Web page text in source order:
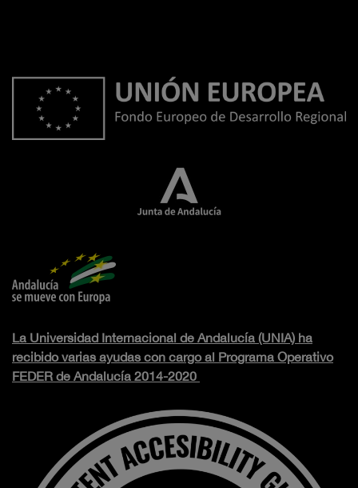
La Universidad Internacional de Andalucía (UNIA) ha
recibido varias ayudas con cargo al Programa Operativo
FEDER de Andalucía 2014-2020